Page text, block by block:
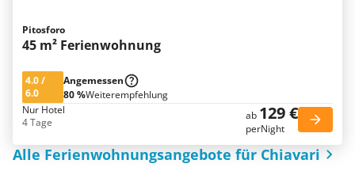
Pitosforo
45 m² Ferienwohnung
4.0/
6.0
Angemessen
80 %Weiterempfehlung
Nur Hotel
4 Tage
ab 129 €
perNight
Alle Ferienwohnungsangebote für Chiavari